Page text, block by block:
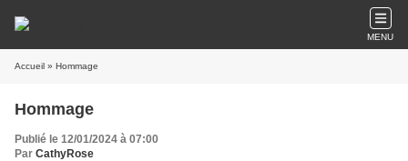
MENU
Accueil » Hommage
Hommage
Publié le 12/01/2024 à 07:00
Par CathyRose